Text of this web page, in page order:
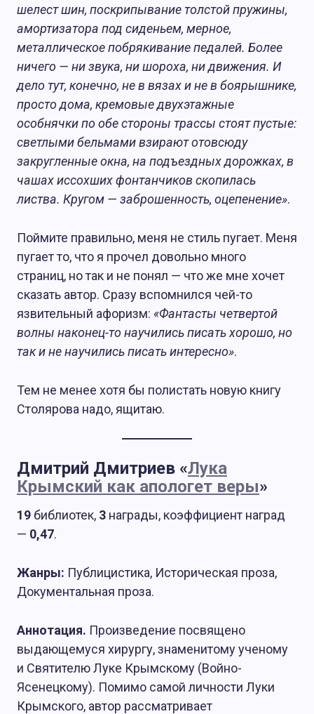
шелест шин, поскрипывание толстой пружины,
амортизатора под сиденьем, мерное,
металлическое побрякивание педалей. Более
ничего — ни звука, ни шороха, ни движения. И
дело тут, конечно, не в вязах и не в боярышнике,
просто дома, кремовые двухэтажные
особнячки по обе стороны трассы стоят пустые:
светлыми бельмами взирают отовсюду
закругленные окна, на подъездных дорожках, в
чашах иссохших фонтанчиков скопилась
листва. Кругом — заброшенность, оцепенение».
Поймите правильно, меня не стиль пугает. Меня
пугает то, что я прочел довольно много
страниц, но так и не понял — что же мне хочет
сказать автор. Сразу вспомнился чей-то
язвительный афоризм: «Фантасты четвертой
волны наконец-то научились писать хорошо, но
так и не научились писать интересно».
Тем не менее хотя бы полистать новую книгу
Столярова надо, ящитаю.
Дмитрий Дмитриев «Лука
Крымский как апологет веры»
19 библиотек, 3 награды, коэффициент наград
— 0,47.
Жанры: Публицистика, Историческая проза,
Документальная проза.
Аннотация. Произведение посвящено
выдающемуся хирургу, знаменитому ученому
и Святителю Луке Крымскому (Войно-
Ясенецкому). Помимо самой личности Луки
Крымского, автор рассматривает